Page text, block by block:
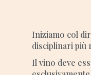
Iniziamo col
disciplinari più
Il vino deve